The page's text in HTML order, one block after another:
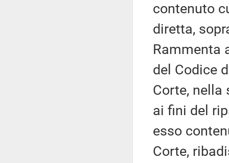
contenuto
diretta,
Rammenta
del Codice
Corte, nella
ai fini del
esso
Corte,